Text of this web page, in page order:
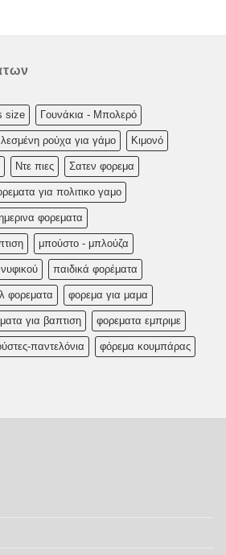
size Γουνάκια - Μπολερό
ρούχα για γάμο Κιμονό
Ντε πιες Σατεν φορεμα
για πολιτικο γαμο
φορεματα
μπούστο - μπλούζα
παιδικά φορέματα
φορεματα φορεμα για μαμα
για βαπτιση φορεματα εμπριμε
παντελόνια φόρεμα κουμπάρας